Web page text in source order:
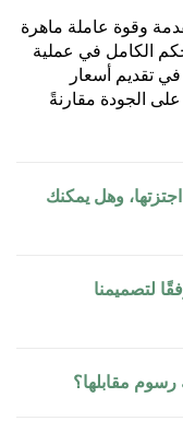
وقوة عاملة ماهرة
لنا التحكم الكامل في عملية
في تقديم أسعار
الجودة مقارنةً
وهل يمكنك
لتصميمنا